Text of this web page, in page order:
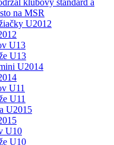
na MSR
U2012
U13
U13
U2014
U11
U11
U2015
U10
U10